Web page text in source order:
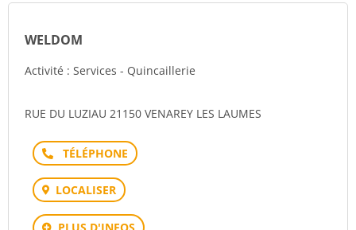
WELDOM
Activité : Services - Quincaillerie
RUE DU LUZIAU 21150 VENAREY LES LAUMES
Téléphone
LOCALISER